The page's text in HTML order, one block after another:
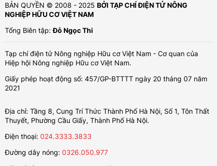
BẢN QUYỀN © 2008 - 2025 BỞI TẠP CHÍ ĐIỆN TỬ NÔNG
NGHIỆP HỮU CƠ VIỆT NAM
Tổng Biên tập:Đỗ Ngọc Thi
Tạp chí điện tử Nông nghiệp Hữu cơ Việt Nam - Cơ quan của
Hiệp hội Nông nghiệp Hữu cơ Việt Nam.
Giấy phép hoạt động số: 457/GP-BTTTT ngày 20 tháng 07 năm
2021
Địa chỉ: Tầng 8, Cung Trí Thức Thành Phố Hà Nội, Số 1, Tôn Thất
Thuyết, Phường Cầu Giấy, Thành Phố Hà Nội.
Điện thoại: 024.3333.3833
Đường dây nóng: 0326.050.977